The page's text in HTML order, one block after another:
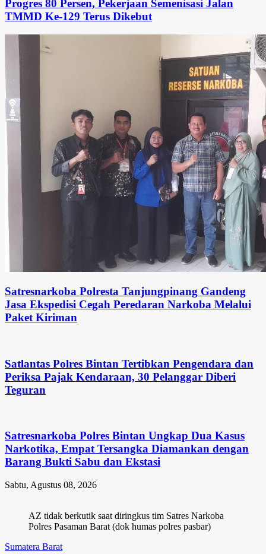
Progres 80 Persen, Pekerjaan Semenisasi Jalan
TMMD Ke-129 Terus Dikebut
Satresnarkoba Polresta Tanjungpinang Gandeng
Jasa Ekspedisi Cegah Peredaran Narkoba Melalui
Paket Kiriman
Satlantas Polres Bintan Tertibkan Pengendara dan
Periksa Pajak Kendaraan, 30 Pelanggar Diberi
Teguran
Satresnarkoba Polres Bintan Ungkap Dua Kasus
Narkotika, Empat Tersangka Diamankan dengan
Barang Bukti Sabu dan Ekstasi
Sabtu, Agustus 08, 2026
AZ tidak berkutik saat diringkus tim Satres Narkoba
Polres Pasaman Barat (dok humas polres pasbar)
Sumatera Barat